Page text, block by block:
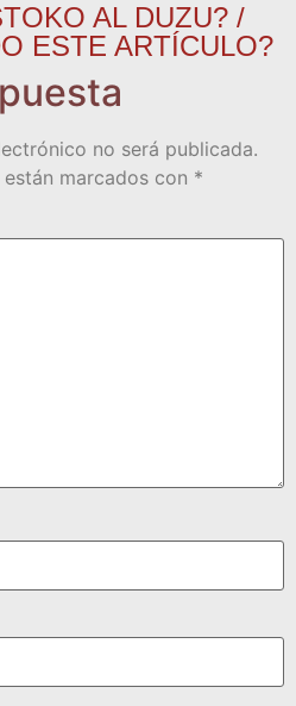
AL DUZU? /
ESTE ARTÍCULO?
no será publicada.
marcados con *